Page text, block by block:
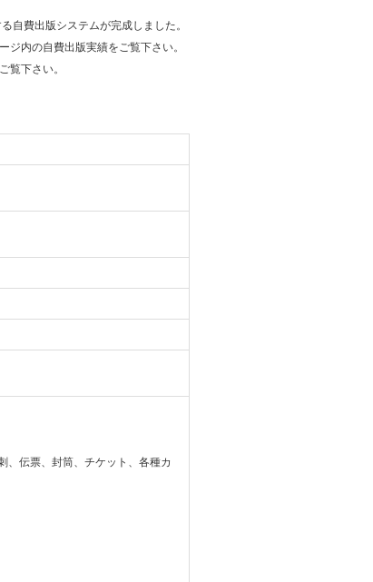
自費出版システムが完成しました。
内の自費出版実績をご覧下さい。
覧下さい。
、伝票、封筒、チケット、各種カ